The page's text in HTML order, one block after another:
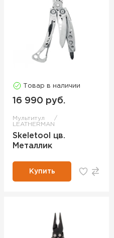
Товар в наличии
16 990 руб.
Мультитул
LEATHERMAN
Skeletool цв.
Металлик
Купить